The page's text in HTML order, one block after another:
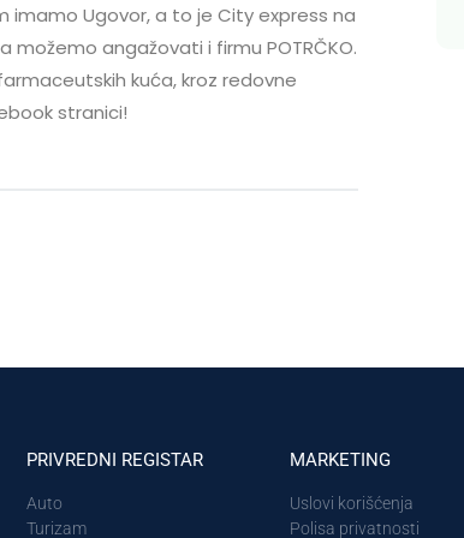
imamo Ugovor, a to je City express na
možemo angažovati i firmu POTRČKO.
kuća, kroz redovne
stranici!
PRIVREDNI REGISTAR
Auto
Turizam
MARKETING
Uslovi korišćenja
Polisa privatnosti